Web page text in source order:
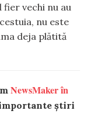
fier vechi nu au
nu este
deja plătită
NewsMaker în
importante știri